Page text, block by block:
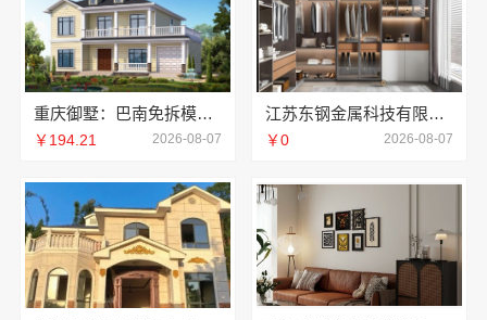
重庆御墅：巴南免拆模板造价预算，抗震防风重钢别墅
￥194.21 2026-08-07
江苏东钢金属科技有限公司——不锈钢浴室柜厂家江浙沪加盟
￥0 2026-08-07